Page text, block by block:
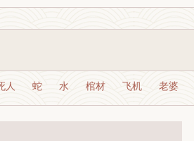
人 蛇 水 棺材 飞机 老婆